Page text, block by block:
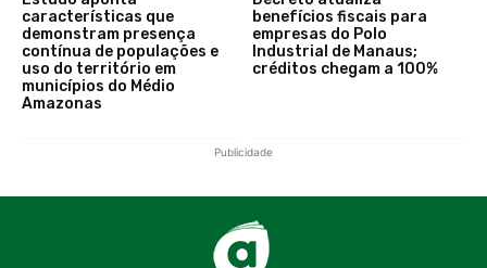
características que
demonstram presença
contínua de populações e
uso do território em
municípios do Médio
Amazonas
benefícios fiscais para
empresas do Polo
Industrial de Manaus;
créditos chegam a 100%
Publicidade